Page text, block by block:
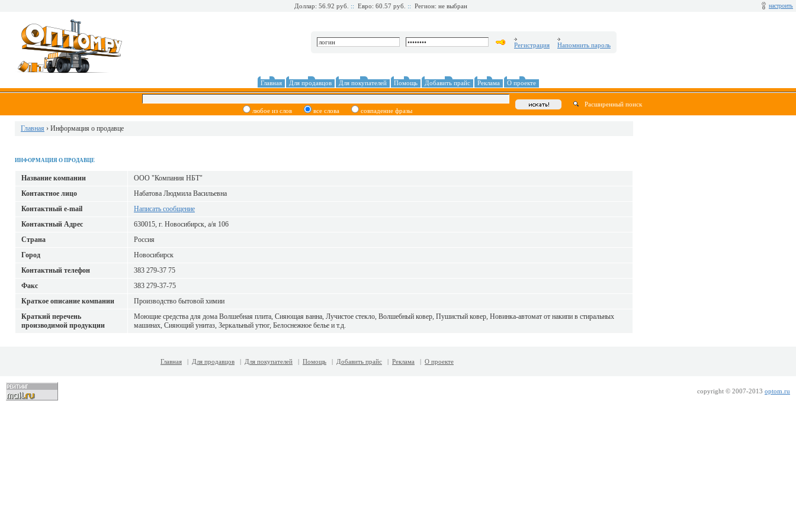
Доллар: 56.92 руб. :: Евро: 60.57 руб. :: Регион: не выбран настроить
Регистрация Напомнить пароль
Главная Для продавцов Для покупателей Помощь Добавить прайс Реклама О проекте
любое из слов все слова совпадение фразы
Расширенный поиск
Главная › Информация о продавце
ИНФОРМАЦИЯ О ПРОДАВЦЕ
Название компании
ООО "Компания НБТ"
Контактное лицо
Набатова Людмила Васильевна
Контактный е-mail
Написать сообщение
Контактный Адрес
630015, г. Новосибирск, а/я 106
Страна
Россия
Город
Новосибирск
Контактный телефон
383 279-37 75
Факс
383 279-37-75
Краткое описание компании
Производство бытовой химии
Краткий перечень
производимой продукции
Моющие средства для дома Волшебная плита, Сияющая ванна, Лучистое стекло, Волшебный ковер, Пушистый ковер, Новинка-автомат от накипи в стиральных
машинах, Сияющий унитаз, Зеркальный утюг, Белоснежное белье и т.д.
Главная | Для продавцов | Для покупателей | Помощь | Добавить прайс | Реклама | О проекте
copyright © 2007-2013 optom.ru